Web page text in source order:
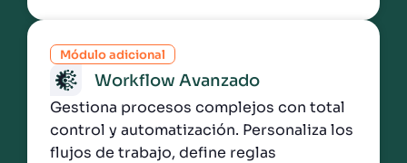
Módulo adicional
Workflow Avanzado
Gestiona procesos complejos con total
control y automatización. Personaliza los
flujos de trabajo, define reglas